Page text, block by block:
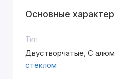
Основные
Тип
Двустворчатые, С
стеклом